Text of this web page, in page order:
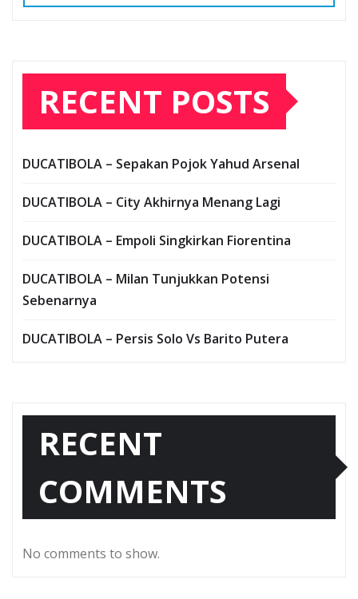
RECENT POSTS
DUCATIBOLA – Sepakan Pojok Yahud Arsenal
DUCATIBOLA – City Akhirnya Menang Lagi
DUCATIBOLA – Empoli Singkirkan Fiorentina
DUCATIBOLA – Milan Tunjukkan Potensi
Sebenarnya
DUCATIBOLA – Persis Solo Vs Barito Putera
RECENT
COMMENTS
No comments to show.